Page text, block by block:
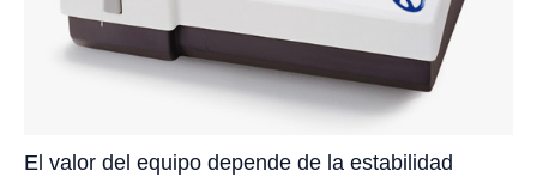
El valor del equipo depende de la estabilidad